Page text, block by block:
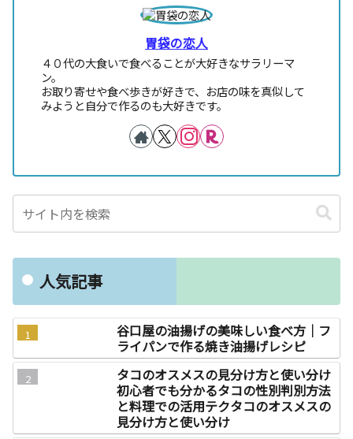
胃袋の恋人
４０代の大食いで食べることが大好きなサラリーマ
ン。
お取り寄せや食べ歩きが好きで、お店の味を真似して
みようと自分で作るのも大好きです。
人気記事
谷口屋の油揚げの美味しい食べ方｜フ
ライパンで作る焼き油揚げレシピ
タコのオスメスの見分け方と使い分け
初心者でも分かるタコの性別判別方法
と料理での活用テクタコのオスメスの
見分け方と使い分け